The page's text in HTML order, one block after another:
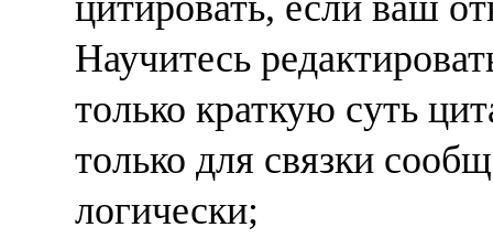
Научитесь
только краткую суть
только для связки
логически;